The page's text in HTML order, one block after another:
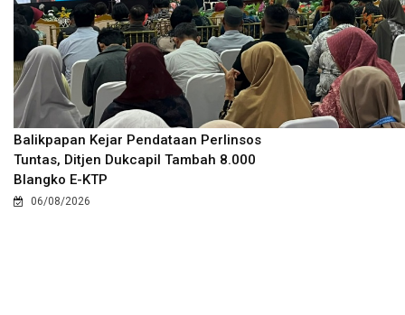
Balikpapan Kejar Pendataan Perlinsos
Tuntas, Ditjen Dukcapil Tambah 8.000
Blangko E-KTP
06/08/2026